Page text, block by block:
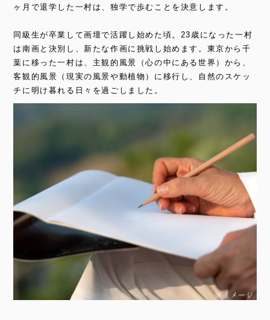
ヶ月で退学した一村は、独学で歩むことを決意します。
同級生が卒業して画壇で活躍し始めた頃。23歳になった一村
は南画と決別し、新たな作画に挑戦し始めます。東京から千
葉に移った一村は、主観的風景（心の中にある世界）から、
客観的風景（現実の風景や動植物）に移行し、自然のスケッ
チに明け暮れる日々を過ごしました。